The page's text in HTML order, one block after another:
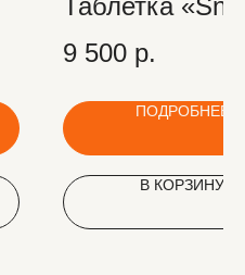
9 500 р.
ПОДРОБНЕЕ
В КОРЗИНУ